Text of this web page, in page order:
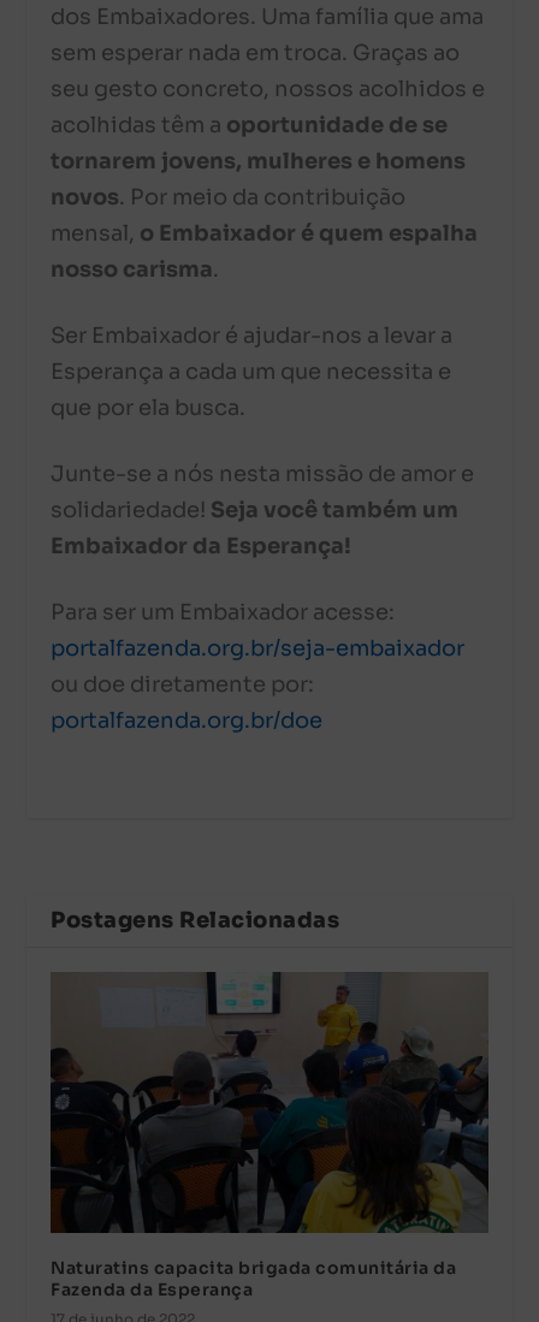
dos Embaixadores. Uma família que ama
sem esperar nada em troca. Graças ao
seu gesto concreto, nossos acolhidos e
acolhidas têm a oportunidade de se
tornarem jovens, mulheres e homens
novos. Por meio da contribuição
mensal, o Embaixador é quem espalha
nosso carisma.
Ser Embaixador é ajudar-nos a levar a
Esperança a cada um que necessita e
que por ela busca.
Junte-se a nós nesta missão de amor e
solidariedade! Seja você também um
Embaixador da Esperança!
Para ser um Embaixador acesse:
portalfazenda.org.br/seja-embaixador
ou doe diretamente por:
portalfazenda.org.br/doe
Postagens Relacionadas
Naturatins capacita brigada comunitária da
Fazenda da Esperança